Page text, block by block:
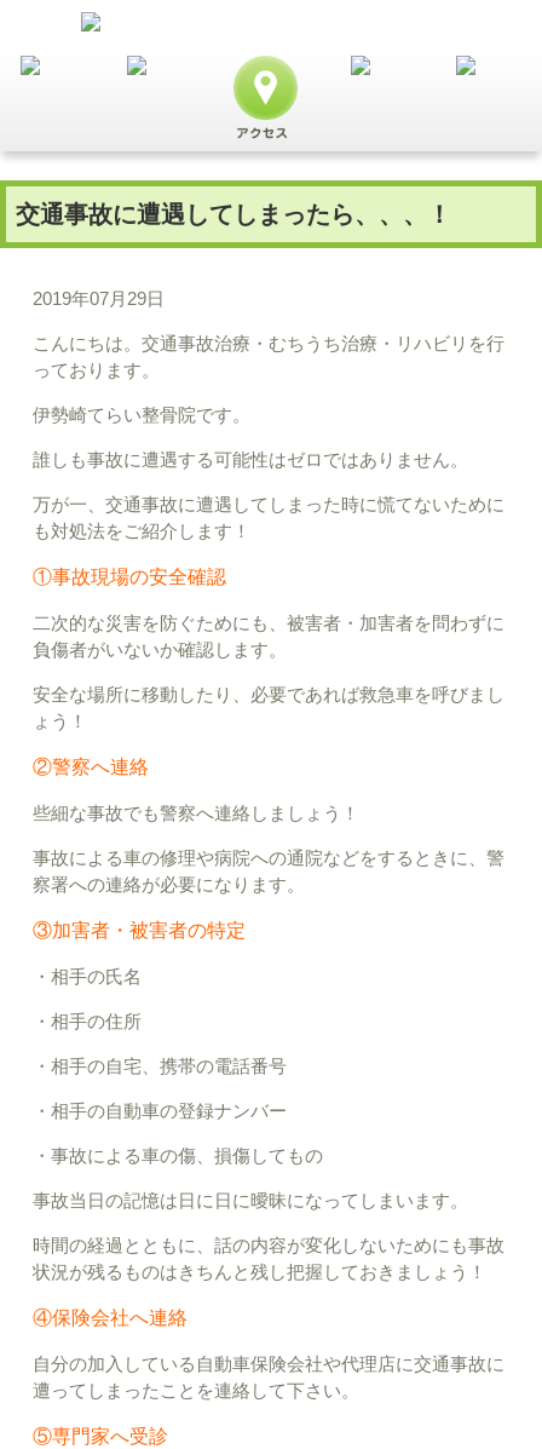
交通事故に遭遇してしまったら、、、！
2019年07月29日
こんにちは。交通事故治療・むちうち治療・リハビリを行
っております。
伊勢崎てらい整骨院です。
誰しも事故に遭遇する可能性はゼロではありません。
万が一、交通事故に遭遇してしまった時に慌てないために
も対処法をご紹介します！
①事故現場の安全確認
二次的な災害を防ぐためにも、被害者・加害者を問わずに
負傷者がいないか確認します。
安全な場所に移動したり、必要であれば救急車を呼びまし
ょう！
②警察へ連絡
些細な事故でも警察へ連絡しましょう！
事故による車の修理や病院への通院などをするときに、警
察署への連絡が必要になります。
③加害者・被害者の特定
・相手の氏名
・相手の住所
・相手の自宅、携帯の電話番号
・相手の自動車の登録ナンバー
・事故による車の傷、損傷してもの
事故当日の記憶は日に日に曖昧になってしまいます。
時間の経過とともに、話の内容が変化しないためにも事故
状況が残るものはきちんと残し把握しておきましょう！
④保険会社へ連絡
自分の加入している自動車保険会社や代理店に交通事故に
遭ってしまったことを連絡して下さい。
⑤専門家へ受診